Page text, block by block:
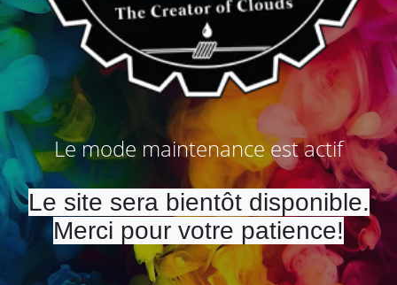
Le mode maintenance est actif
Le site sera bientôt disponible.
Merci pour votre patience!